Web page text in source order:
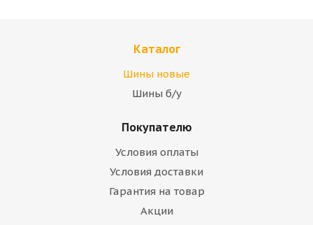
Каталог
Шины новые
Шины б/у
Покупателю
Условия оплаты
Условия доставки
Гарантия на товар
Акции